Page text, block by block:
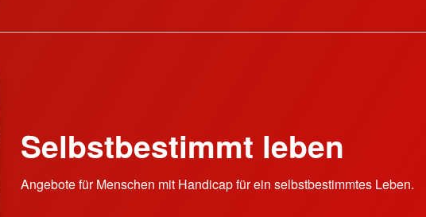
Selbstbestimmt leben
Angebote für Menschen mit Handicap für ein selbstbestimmtes Leben.